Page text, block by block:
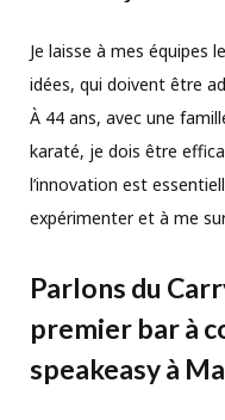
Je laisse à mes équipes
idées, qui doivent être
À 44 ans, avec une
karaté, je dois être
l’innovation est
expérimenter et à me
Parlons du
premier bar à
speakeasy à